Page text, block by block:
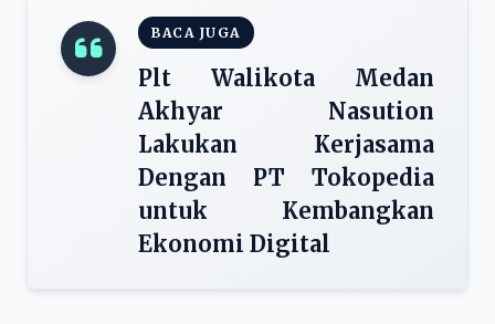
BACA JUGA
Plt Walikota Medan
Akhyar Nasution
Lakukan Kerjasama
Dengan PT Tokopedia
untuk Kembangkan
Ekonomi Digital